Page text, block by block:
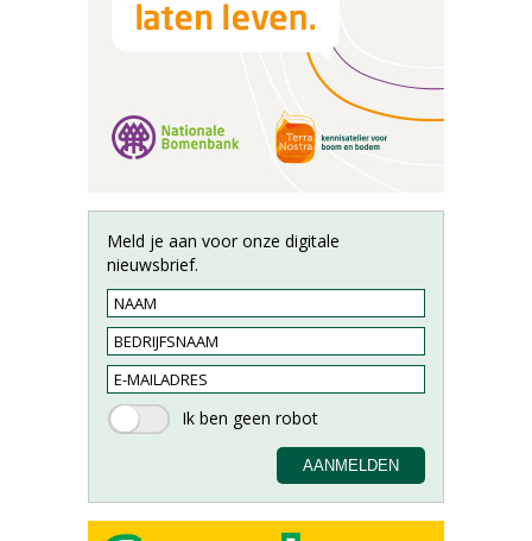
Meld je aan voor onze digitale
nieuwsbrief.